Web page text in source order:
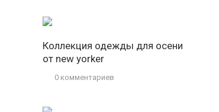
Коллекция одежды для осени
от new yorker
0 комментариев